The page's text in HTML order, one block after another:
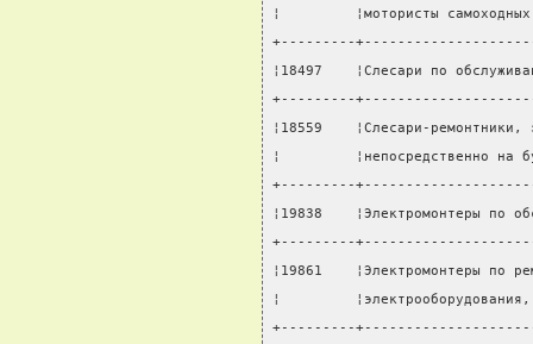
¦         ¦мотористы
+---------
¦18497    ¦Слесари по
+---------
¦18559    ¦Слесари-
¦
+---------
¦19838    ¦Электромонтеры
+---------
¦19861    ¦Электромонтеры
¦         ¦электрооборудования,
+---------